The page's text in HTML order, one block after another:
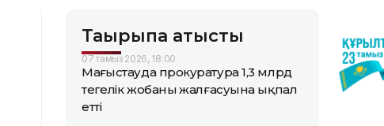
Тақырыпқа қатысты
07 тамыз 2026, 18:00
Маңғыстауда прокуратура 1,3 млрд
теңгелік жобаның жалғасуына ықпал
етті